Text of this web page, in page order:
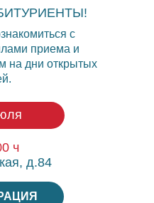
с
приема и
на дни открытых
д.84
ч